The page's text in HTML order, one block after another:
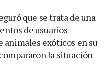
que se trata de una
de usuarios
animales exóticos en su
la situación